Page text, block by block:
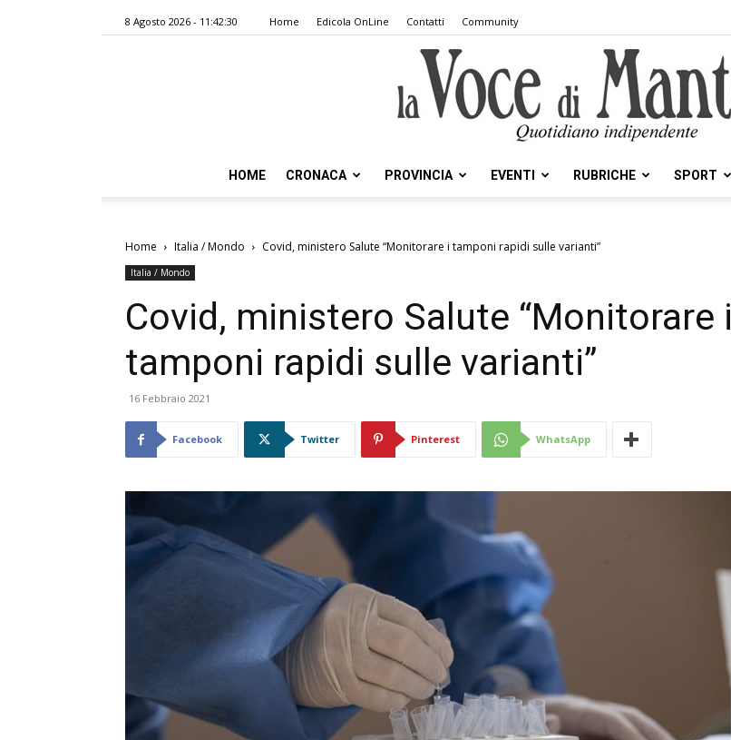
8 Agosto 2026 - 11:42:30 Home Edicola OnLine Contatti Community
Voce
HOME CRONACA PROVINCIA EVENTI RUBRICHE SPORT
Home Italia / Mondo Covid, ministero Salute “Monitorare i tamponi rapidi sulle varianti”
Italia / Mondo
Covid, ministero Salute “Monitorare i
tamponi rapidi sulle varianti”
16 Febbraio 2021
Facebook Twitter Pinterest WhatsApp